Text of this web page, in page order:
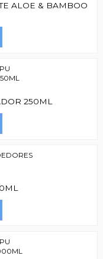
ALOE & BAMBOO
250ML